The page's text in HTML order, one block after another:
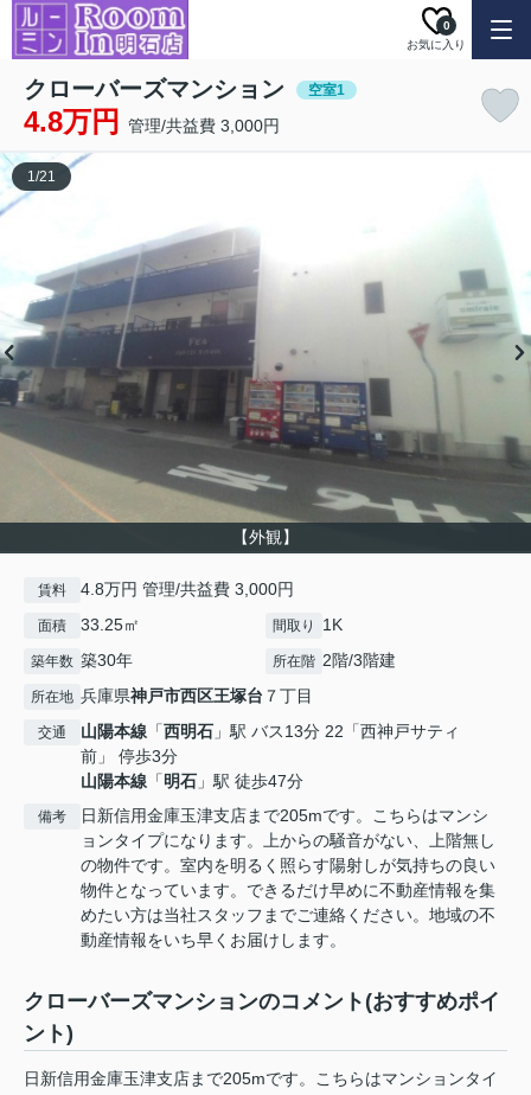
お気に入り
0
クローバーズマンション 空室1
4.8万円 管理/共益費 3,000円
【外観】
1/21
賃料 4.8万円 管理/共益費 3,000円
面積 33.25㎡ 間取り 1K
築年数 築30年 所在階 2階/3階建
所在地 兵庫県神戸市西区王塚台 ７丁目
交通 山陽本線 「西明石 」駅 バス13分 22「西神戸サティ
前」 停歩3分
山陽本線 「明石 」駅 徒歩47分
備考
日新信用金庫玉津支店まで205mです。こちらはマンシ
ョンタイプになります。上からの騒音がない、上階無し
の物件です。室内を明るく照らす陽射しが気持ちの良い
物件となっています。できるだけ早めに不動産情報を集
めたい方は当社スタッフまでご連絡ください。地域の不
動産情報をいち早くお届けします。
クローバーズマンションのコメント(おすすめポイ
ント)
日新信用金庫玉津支店まで205mです。こちらはマンションタイ